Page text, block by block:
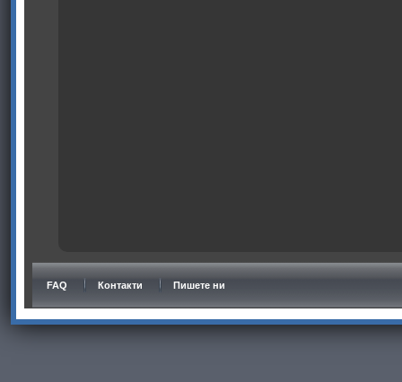
FAQ Контакти Пишете ни